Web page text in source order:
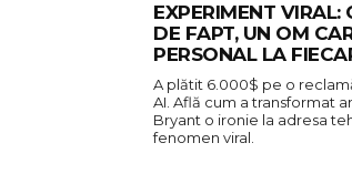
EXPERIMENT VIRAL:
DE FAPT, UN OM
PERSONAL LA
A plătit 6.000$ pe o
AI. Află cum a transformat
Bryant o ironie la adresa
fenomen viral.